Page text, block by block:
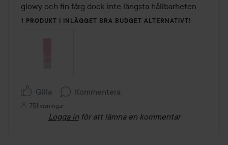
glowy och fin färg dock inte längsta hållbarheten
1 PRODUKT I INLÄGGET BRA BUDGET ALTERNATIVT!
Gilla Kommentera
751 visningar
Logga in för att lämna en kommentar